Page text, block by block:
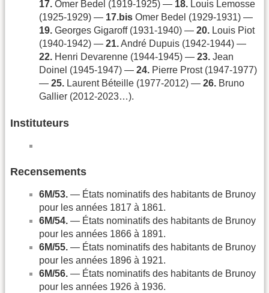
17. Omer Bedel (1919-1925) — 18. Louis Lemosse
(1925-1929) — 17.bis Omer Bedel (1929-1931) —
19. Georges Gigaroff (1931-1940) — 20. Louis Piot
(1940-1942) — 21.André Dupuis (1942-1944) —
22. Henri Devarenne (1944-1945) — 23. Jean
Doinel (1945-1947) — 24. Pierre Prost (1947-1977)
— 25. Laurent Béteille (1977-2012) — 26. Bruno
Gallier (2012-2023…).
Instituteurs
Recensements
6M/53. — États nominatifs des habitants de Brunoy
pour les années 1817 à 1861.
6M/54. — États nominatifs des habitants de Brunoy
pour les années 1866 à 1891.
6M/55. — États nominatifs des habitants de Brunoy
pour les années 1896 à 1921.
6M/56. — États nominatifs des habitants de Brunoy
pour les années 1926 à 1936.